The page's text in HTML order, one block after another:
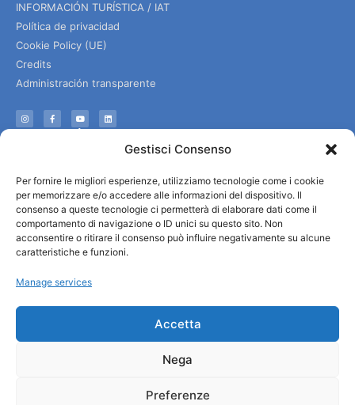
Gestisci Consenso
Per fornire le migliori esperienze, utilizziamo tecnologie come i cookie
per memorizzare e/o accedere alle informazioni del dispositivo. Il
consenso a queste tecnologie ci permetterà di elaborare dati come il
comportamento di navigazione o ID unici su questo sito. Non
acconsentire o ritirare il consenso può influire negativamente su alcune
caratteristiche e funzioni.
Manage services
Accetta
Nega
Preferenze
INFORMACIÓN TURÍSTICA / IAT
Política de privacidad
Cookie Policy (UE)
Credits
Administración transparente
Servicios útiles
Descargar folletos
© All rights reserved